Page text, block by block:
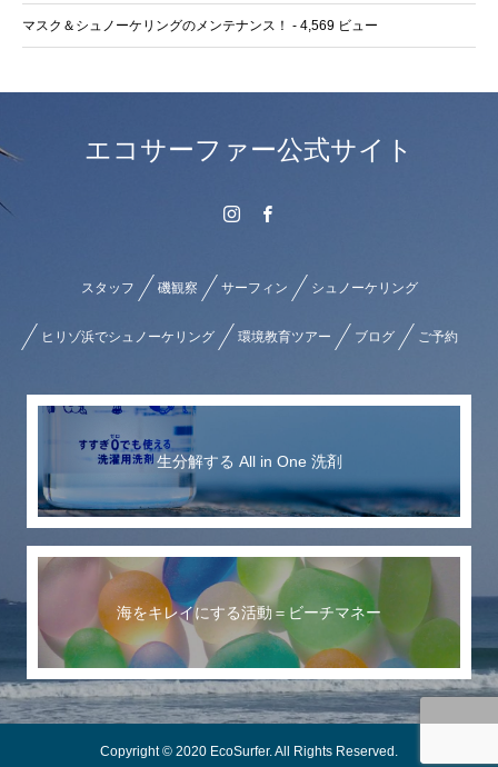
マスク＆シュノーケリングのメンテナンス！ - 4,569 ビュー
エコサーファー公式サイト
スタッフ 磯観察 サーフィン シュノーケリング
ヒリゾ浜でシュノーケリング 環境教育ツアー ブログ ご予約
生分解する All in One 洗剤
海をキレイにする活動＝ビーチマネー
Copyright © 2020 EcoSurfer. All Rights Reserved.